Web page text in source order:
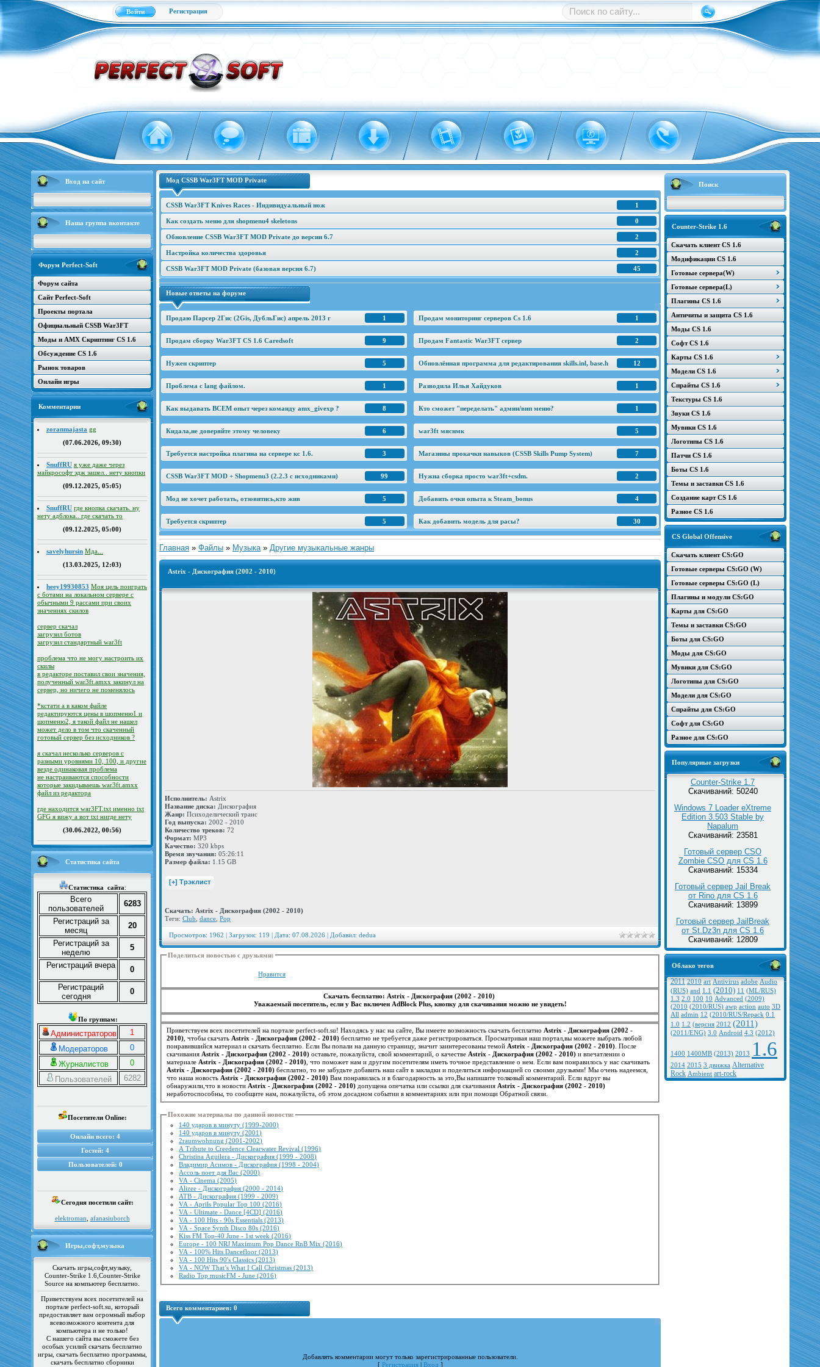
Войти Регистрация
Вход на сайт
Наша группа вконтакте
Форум Perfect-Soft
Форум сайта
Сайт Perfect-Soft
Проекты портала
Официальный CSSB War3FT
Моды и AMX Скриптинг CS 1.6
Обсуждение CS 1.6
Рынок товаров
Онлайн игры
Комментарии
zoranmajasta gg
(07.06.2026, 09:30)
SnuffRU я уже даже через
майкрософт эдж зашел.. нету кнопки
(09.12.2025, 05:05)
SnuffRU где кнопка скачать. ну
нету адблока.. где скачать то
(09.12.2025, 05:00)
savelyhursin Мда...
(13.03.2025, 12:03)
heey19930853 Моя цель поиграть
с ботами на локальном сервере с
обычными 9 рассами при своих
значениях скилов
сервер скачал
загрузил ботов
загрузил стандартный war3ft
проблема что не могу настроить их
скилы
в редакторе поставил свои значения,
полученный war3ft.amxx закинул на
сервер, но ничего не поменялось
*кстати а в каком файле
редактируются цены в шопменю1 и
шопменю2, я такой файл не нашел
может дело в том что скаченный
готовый сервер без исходников ?
я скачал несколько серверов с
разными уровнями 10, 100, и другие
везде одинаковая проблема
не настраиваются способности
которые закидываешь war3ft.amxx
файл из редактора
где находится war3FT.txt именно txt
GFG я вижу а вот txt нигде нету
(30.06.2022, 00:56)
Статистика сайта
Статистика сайта:
Всего
пользователей
6283
Регистраций за
месяц
20
Регистраций за
неделю
5
Регистраций вчера
0
Регистраций
сегодня
0
По группам:
Администраторов
1
Модераторов
0
Журналистов
0
Пользователей
6282
Посетители Online:
Онлайн всего: 4
Гостей: 4
Пользователей: 0
Сегодня посетили сайт:
elektroman afanasiuborch
Игры,софт,музыка
Скачать игры,софт,музыку,
Counter-Strike 1.6,Counter-Strike
Source на компьютер бесплатно.
Приветствуем всех посетителей на
портале perfect-soft.su, который
предоставляет вам огромный выбор
всевозможного контента для
компьютера и не только!
С нашего сайта вы сможете без
особых усилий скачать бесплатно
игры, скачать бесплатно программы,
скачать бесплатно сборники
Поиск
Counter-Strike 1.6
Скачать клиент CS 1.6
Модификации CS 1.6
Готовые сервера(W)
Готовые сервера(L)
Плагины CS 1.6
Античиты и защита CS 1.6
Моды CS 1.6
Софт CS 1.6
Карты CS 1.6
Модели CS 1.6
Спрайты CS 1.6
Текстуры CS 1.6
Звуки CS 1.6
Мувики CS 1.6
Логотипы CS 1.6
Патчи CS 1.6
Боты CS 1.6
Темы и заставки CS 1.6
Создание карт CS 1.6
Разное CS 1.6
CS Global Offensive
Скачать клиент CS:GO
Готовые серверы CS:GO (W)
Готовые серверы CS:GO (L)
Плагины и модули CS:GO
Карты для CS:GO
Темы и заставки CS:GO
Боты для CS:GO
Моды для CS:GO
Мувики для CS:GO
Логотипы для CS:GO
Модели для CS:GO
Спрайты для CS:GO
Софт для CS:GO
Разное для CS:GO
Популярные загрузки
Counter-Strike 1.7
Скачиваний: 50240
Windows 7 Loader eXtreme
Edition 3.503 Stable by
Napalum
Скачиваний: 23581
Готовый сервер CSO
Zombie CSO для CS 1.6
Скачиваний: 15334
Готовый сервер Jail Break
от Rino для CS 1.6
Скачиваний: 13899
Готовый сервер JailBreak
от St.Dz3n для CS 1.6
Скачиваний: 12809
Облако тегов
2011 2010 art Antivirus adobe Audio
(RUS) and 1.1 (2010) 11 (ML/RUS)
1.3 2.0 100 10 Advanced (2009)
(2010 (2010/RUS) awp action auto 3D
All admin 12 (2010/RUS/Repack 0.1
1.0 1.2 (версия 2012 (2011)
(2011/ENG) 3.0 Android 4.3 (2012)
1400 1400MB (2013) 2013 1.6
2014 2015 3 движка Alternative
Rock Ambient art-rock
Мод CSSB War3FT MOD Private
1
CSSB War3FT Knives Races - Индивидуальный нож
0
Как создать меню для shopmenu4 skeletons
2
Обновление CSSB War3FT MOD Private до версии 6.7
2
Настройка количества здоровья
45
CSSB War3FT MOD Private (базовая версия 6.7)
Новые ответы на форуме
1
Продаю Парсер 2Гис (2Gis, ДубльГис) апрель 2013 г 1
Продам мониторинг серверов Cs 1.6
9
Продам сборку War3FT CS 1.6 Caredsoft 2
Продам Fantastic War3FT сервер
5
Нужен скриптер 12
Обновлённая программа для редактирования skills.inl, base.h
1
Проблема с lang файлом. 1
Разводила Илья Хайдуков
8
Как выдавать ВСЕМ опыт через команду amx_givexp ? 1
Кто сможет "переделать" админ/вип меню?
6
Кидала,не доверяйте этому человеку 5
war3ft мяснмк
3
Требуется настройка плагина на сервере кс 1.6. 7
Магазины прокачки навыков (CSSB Skills Pump System)
99
CSSB War3FT MOD + Shopmenu3 (2.2.3 c исходниками) 2
Нужна сборка просто war3ft+csdm.
5
Мод не хочет работать, отзовитись,кто жив 4
Добавить очки опыта к Steam_bonus
5
Требуется скриптер 30
Как добавить модель для расы?
Главная » Файлы » Музыка » Другие музыкальные жанры
Astrix - Дискография (2002 - 2010)
Исполнитель: Astrix
Название диска: Дискография
Жанр: Психоделический транс
Год выпуска: 2002 - 2010
Количество треков: 72
Формат: MP3
Качество: 320 kbps
Время звучания: 05:26:11
Размер файла: 1.15 GB
Скачать: Astrix - Дискография (2002 - 2010)
Теги: Club dance Pop
Просмотров: 1962 | Загрузок: 119 | Дата: 07.08.2026 | Добавил: dedua
Поделиться новостью с друзьями:
Нравится
Скачать бесплатно: Astrix - Дискография (2002 - 2010)
Уважаемый посетитель, если у Вас включен AdBlock Plus, кнопку для скачивания можно не увидеть!
Приветствуем всех посетителей на портале perfect-soft.su! Находясь у нас на сайте, Вы имеете возможность скачать бесплатно Astrix - Дискография (2002 -
2010) , чтобы скачать Astrix - Дискография (2002 - 2010) бесплатно не требуется даже регистрироваться. Просматривая наш портал,вы можете выбрать любой
понравившийся материал и скачать бесплатно. Если Вы попали на данную страницу, значит заинтересованы темой Astrix - Дискография (2002 - 2010) . После
скачивания Astrix - Дискография (2002 - 2010) оставьте, пожалуйста, свой комментарий, о качестве Astrix - Дискография (2002 - 2010) и впечатлении о
материале Astrix - Дискография (2002 - 2010)
, что поможет нам и другим посетителям иметь точное представление о нем. Если вам понравилось у нас скачивать
Astrix - Дискография (2002 - 2010) бесплатно, то не забудьте добавить наш сайт в закладки и поделиться информацией со своими друзьями! Мы очень надеемся,
что наша новость Astrix - Дискография (2002 - 2010) Вам понравилась и в благодарность за это,Вы напишите толковый комментарий. Если вдруг вы
обнаружили,что в новости Astrix - Дискография (2002 - 2010) допущена опечатка или ссылки для скачивания Astrix - Дискография (2002 - 2010)
неработоспособны, то сообщите нам, пожалуйста, об этом досадном событии в комментариях или при помощи Обратной связи.
Похожие материалы по данной новости:
140 ударов в минуту (1999-2000)
140 ударов в минуту (2001)
2raumwohnung (2001-2002)
A Tribute to Creedence Clearwater Revival (1996)
Christina Aguilera - Дискография (1999 - 2008)
Владимир Асимов - Дискография (1998 - 2004)
Ассоль поет для Вас (2000)
VA - Cinema (2005)
Alizee - Дискография (2000 - 2014)
ATB - Дискография (1999 - 2009)
VA - Aprils Popular Top 100 (2016)
VA - Ultimate - Dance [4CD] (2016)
VA - 100 Hits - 90s Essentials (2013)
VA - Space Synth Disco 80s (2016)
Kiss FM Top-40 June - 1st week (2016)
Europe - 100 NRJ Maximum Pop Dance RnB Mix (2016)
VA - 100% Hits Dancefloor (2013)
VA - 100 Hits 90's Classics (2013)
VA - NOW That’s What I Call Christmas (2013)
Radio Top musicFM - June (2016)
Всего комментариев: 0
Добавлять комментарии могут только зарегистрированные пользователи.
[ Регистрация| Вход ]